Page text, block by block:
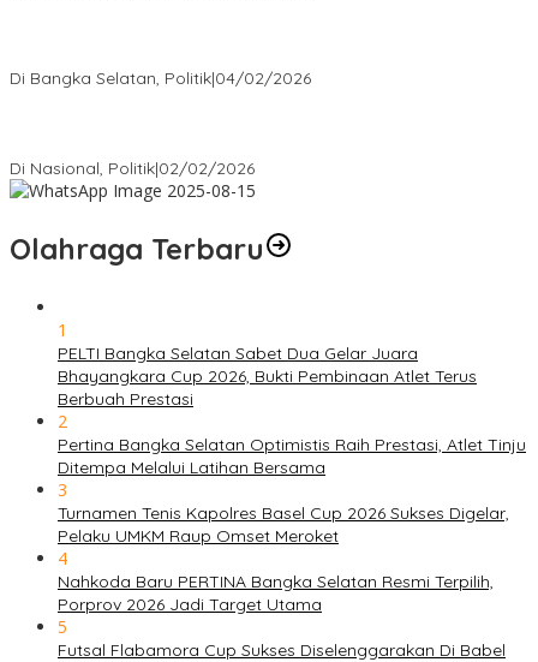
Di Bangka Selatan, Politik|04/02/2026
Di Nasional, Politik|02/02/2026
Olahraga Terbaru
1
PELTI Bangka Selatan Sabet Dua Gelar Juara
Bhayangkara Cup 2026, Bukti Pembinaan Atlet Terus
Berbuah Prestasi
2
Pertina Bangka Selatan Optimistis Raih Prestasi, Atlet Tinju
Ditempa Melalui Latihan Bersama
3
Turnamen Tenis Kapolres Basel Cup 2026 Sukses Digelar,
Pelaku UMKM Raup Omset Meroket
4
Nahkoda Baru PERTINA Bangka Selatan Resmi Terpilih,
Porprov 2026 Jadi Target Utama
5
Futsal Flabamora Cup Sukses Diselenggarakan Di Babel